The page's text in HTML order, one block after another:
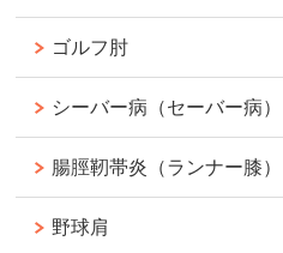
ゴルフ肘
シーバー病（セーバー病）
腸脛靭帯炎（ランナー膝）
野球肩